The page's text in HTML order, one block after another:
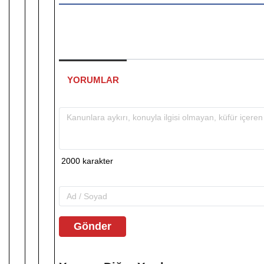
YORUMLAR
Gönder